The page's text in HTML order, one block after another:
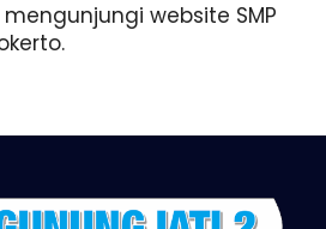
website SMP